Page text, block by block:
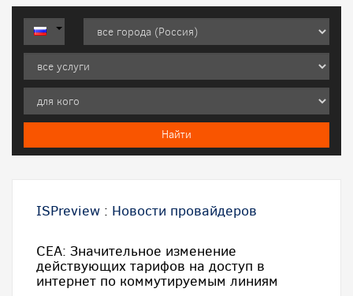
ISPreview : Новости провайдеров
CEA: Значительное изменение
действующих тарифов на доступ в
интернет по коммутируемым линиям